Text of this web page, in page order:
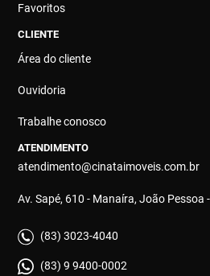
Favoritos
CLIENTE
Área do cliente
Ouvidoria
Trabalhe conosco
ATENDIMENTO
atendimento@cinataimoveis.com.br
Av. Sapé, 610 - Manaíra, João Pessoa
(83) 3023-4040
(83) 9 9400-0002